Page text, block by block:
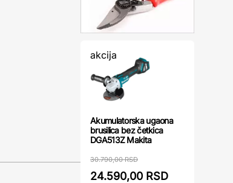
akcija
Akumulatorska ugaona
brusilica bez četkica
DGA513Z Makita
30.790,00 RSD
24.590,00 RSD